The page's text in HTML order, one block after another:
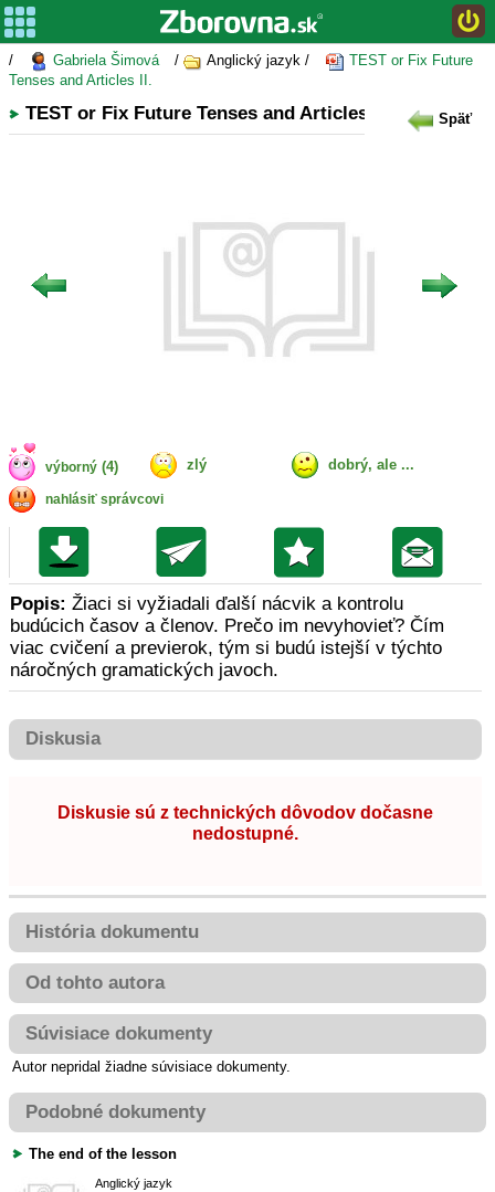
/ Gabriela Šimová / Anglický jazyk /
TEST or Fix Future
Tenses and Articles II.
TEST or Fix Future Tenses and Articles II. Späť
výborný (4) zlý dobrý, ale ...
nahlásiť správcovi
Popis: Žiaci si vyžiadali ďalší nácvik a kontrolu
budúcich časov a členov. Prečo im nevyhovieť? Čím
viac cvičení a previerok, tým si budú istejší v týchto
náročných gramatických javoch.
Diskusia
Diskusie sú z technických dôvodov dočasne
nedostupné.
História dokumentu
Od tohto autora
Súvisiace dokumenty
Autor nepridal žiadne súvisiace dokumenty.
Podobné dokumenty
The end of the lesson
Anglický jazyk